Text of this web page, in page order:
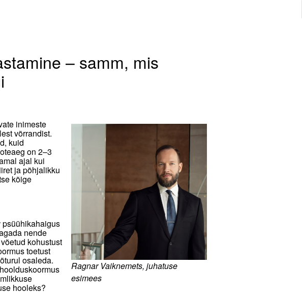
– samm, mis
Ragnar Vaiknemets, juhatuse
esimees
inimeste
võrrandist.
kuid
on 2–3
ajal kui
ja põhjalikku
kõige
psüühikahaigus
nende
kohustust
toetust
osaleda.
hooleks?